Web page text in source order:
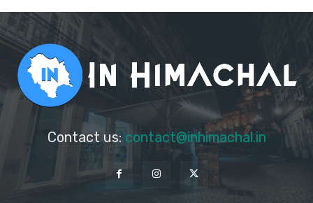
Contact us: contact@inhimachal.in